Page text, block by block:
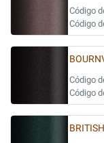
Código
Código
Código
Código